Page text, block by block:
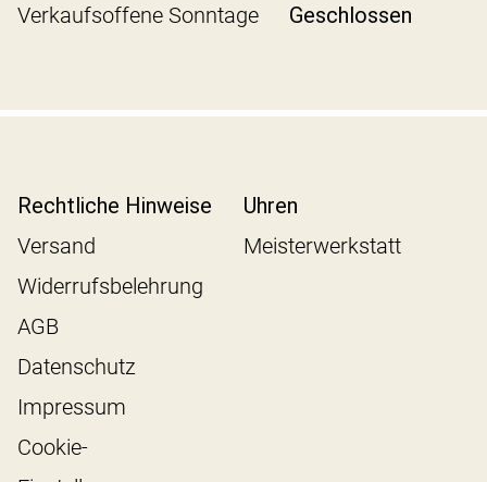
Verkaufsoffene Sonntage
Geschlossen
Rechtliche Hinweise
Versand
Widerrufsbelehrung
AGB
Datenschutz
Impressum
Cookie-
Uhren
Meisterwerkstatt